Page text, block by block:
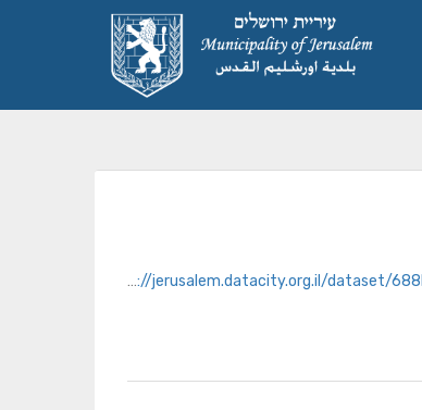
https://jerusalem.datacity.org.il/